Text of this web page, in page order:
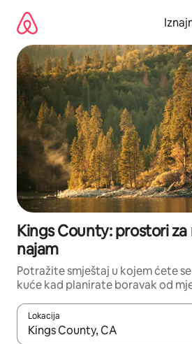
sadržaj
Kings County: prostori
najam
Potražite smještaj u kojem ćete
kuće kad planirate boravak od
Lokacija
Kada budu dostupni rezultati, moći